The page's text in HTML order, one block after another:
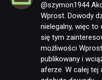
@szymon1944
Wprost. Dowody
nielegalny, więc to
się tym
możliwości
publikowany i
aferze. W całej tej